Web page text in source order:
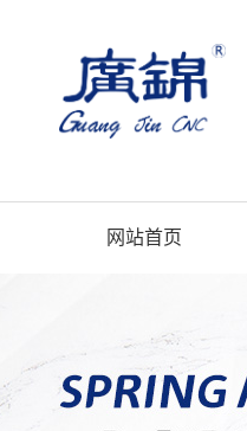
网站首页